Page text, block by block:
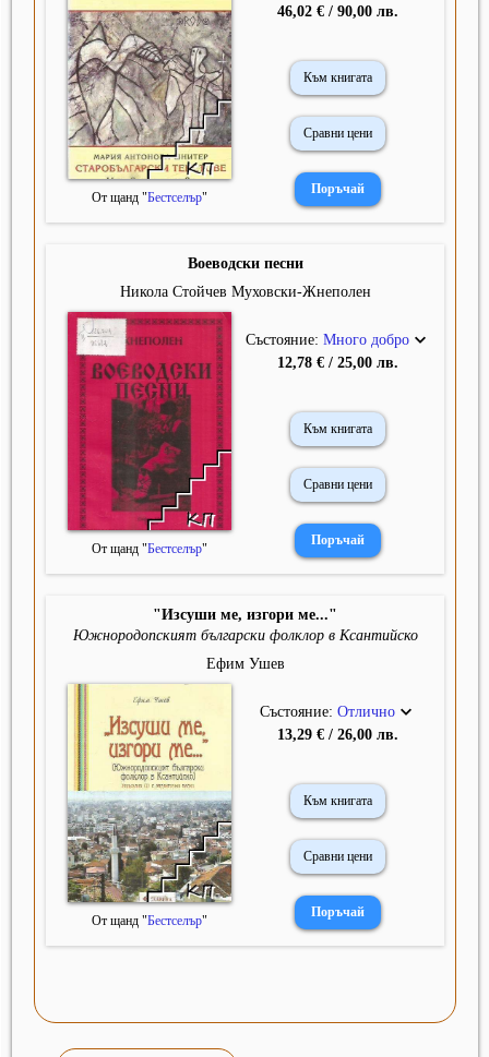
От щанд "Бестселър"
46,02 € / 90,00 лв.
Към книгата
Сравни цени
Воеводски песни
Никола Стойчев Муховски-Жнеполен
От щанд "Бестселър"
Състояние: Много добро
12,78 € / 25,00 лв.
Към книгата
Сравни цени
"Изсуши ме, изгори ме..."
Южнородопският български фолклор в Ксантийско
Ефим Ушев
От щанд "Бестселър"
Състояние: Отлично
13,29 € / 26,00 лв.
Към книгата
Сравни цени